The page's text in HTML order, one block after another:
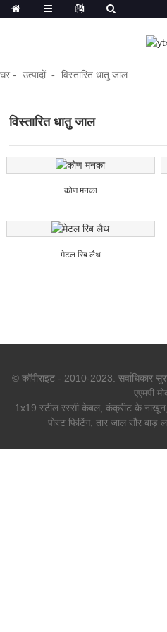
घर उत्पादों विस्तारित धातु जाल
विस्तारित धातु जाल
कोण मनका
मेटल रिब लैथ
© कॉपीराइट - 2010-2023: सर्वाधिकार
एएमपी
1x19 स्टील रस्सी केबल, कंक्रीट के नाखून,
पोस्ट फिटिंग, तार जाल सौर बाड़